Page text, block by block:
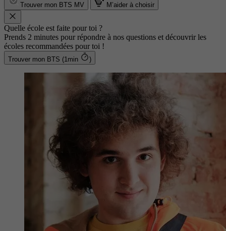
Trouver mon BTS MV M’aider à choisir
Quelle école est faite pour toi ?
Prends 2 minutes pour répondre à nos questions et découvrir les
écoles recommandées pour toi !
Trouver mon BTS (1min )